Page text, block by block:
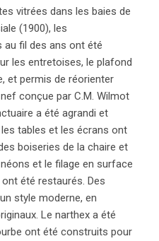
vitrées dans les baies de
(1900), les
fil des ans ont été
les entretoises, le plafond
et permis de réorienter
conçue par C.M. Wilmot
a été agrandi et
tables et les écrans ont
boiseries de la chaire et
et le filage en surface
été restaurés. Des
style moderne, en
Le narthex a été
ont été construits pour